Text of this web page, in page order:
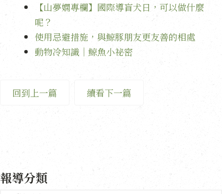
【山夢嫻專欄】國際導盲犬日，可以做什麼
呢？
使用忌避措施，與鯨豚朋友更友善的相處
動物冷知識｜鯨魚小祕密
回到上一篇 續看下一篇
報導分類